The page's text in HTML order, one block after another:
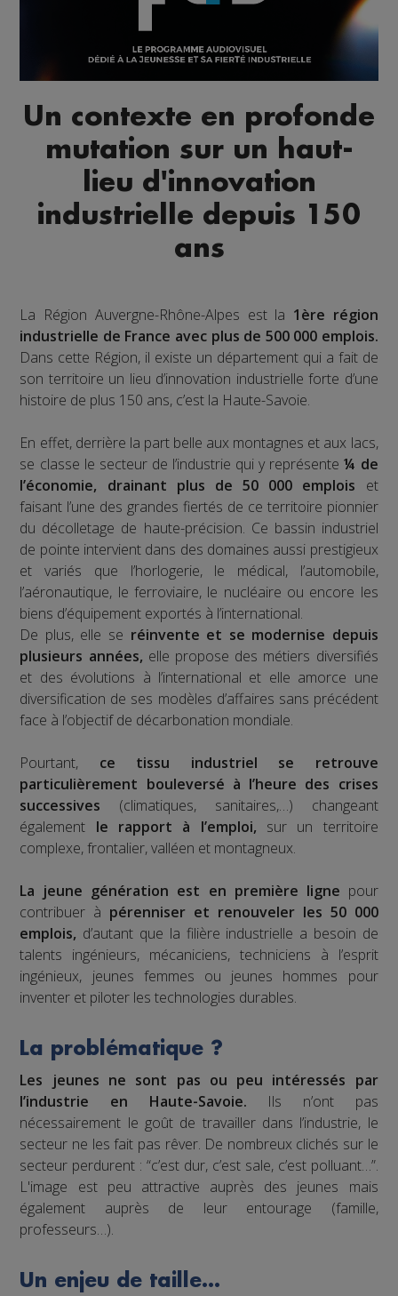
Un contexte en profonde
mutation sur un haut-
lieu d'innovation
industrielle depuis 150
ans
La Région Auvergne-Rhône-Alpes est la 1ère région
industrielle de France avec plus de 500 000 emplois.
Dans cette Région, il existe un département qui a fait de
son territoire un lieu d’innovation industrielle forte d’une
histoire de plus 150 ans, c’est la Haute-Savoie.
En effet, derrière la part belle aux montagnes et aux lacs,
se classe le secteur de l’industrie qui y représente¼ de
l’économie, drainant plus de 50 000 emplois et
faisant l’une des grandes fiertés de ce territoire pionnier
du décolletage de haute-précision. Ce bassin industriel
de pointe intervient dans des domaines aussi prestigieux
et variés que l’horlogerie, le médical, l’automobile,
l’aéronautique, le ferroviaire, le nucléaire ou encore les
biens d’équipement exportés à l’international.
De plus, elle se réinvente et se modernise depuis
plusieurs années, elle propose des métiers diversifiés
et des évolutions à l’international et elle amorce une
diversification de ses modèles d’affaires sans précédent
face à l’objectif de décarbonation mondiale.
Pourtant, ce tissu industriel se retrouve
particulièrement bouleversé à l’heure des crises
successives (climatiques, sanitaires,…) changeant
également le rapport à l’emploi, sur un territoire
complexe, frontalier, valléen et montagneux.
La jeune génération est en première ligne pour
contribuer à pérenniser et renouveler les 50 000
emplois, d’autant que la filière industrielle a besoin de
talents ingénieurs, mécaniciens, techniciens à l’esprit
ingénieux, jeunes femmes ou jeunes hommes pour
inventer et piloter les technologies durables.
La problématique ?
Les jeunes ne sont pas ou peu intéressés par
l’industrie en Haute-Savoie. Ils n’ont pas
nécessairement le goût de travailler dans l’industrie, le
secteur ne les fait pas rêver. De nombreux clichés sur le
secteur perdurent : “c’est dur, c’est sale, c’est polluant…”.
L'image est peu attractive auprès des jeunes mais
également auprès de leur entourage (famille,
professeurs…).
Un enjeu de taille…